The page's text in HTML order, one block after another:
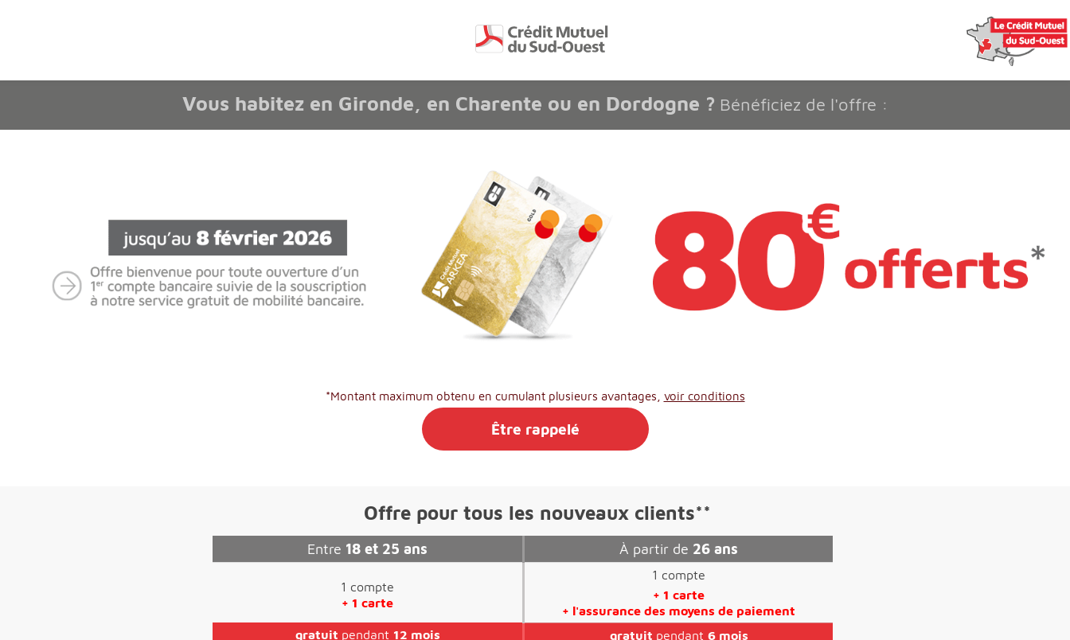
Vous habitez en Gironde, en Charente ou en Dordogne ? Bénéficiez de l'offre :
*Montant maximum obtenu en cumulant plusieurs avantages, voir conditions
Être rappelé
Offre pour tous les nouveaux clients**
Entre 18 et 25 ans À partir de 26 ans
1 compte
+ 1 carte
1 compte
+ 1 carte
+ l'assurance des moyens de paiement
gratuit pendant 12 mois gratuit pendant 6 mois